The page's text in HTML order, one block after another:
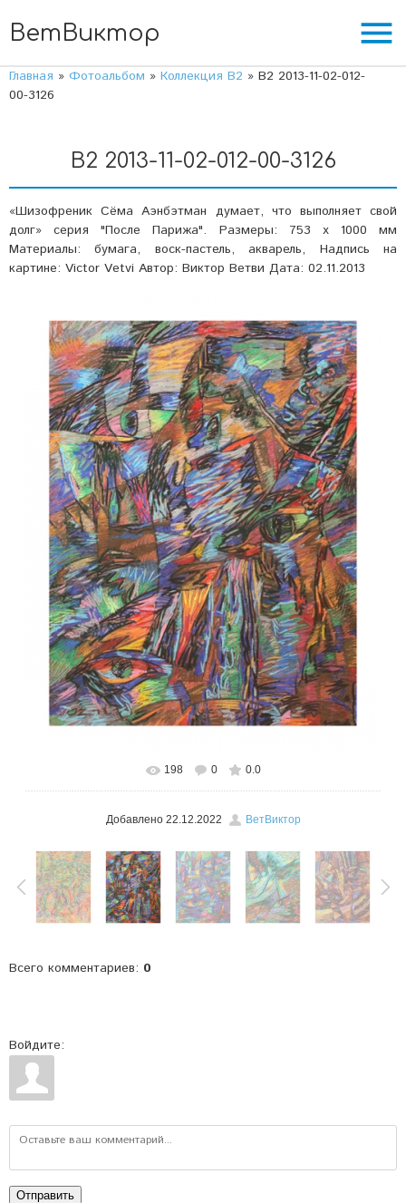
ВетВиктор menu
Главная » Фотоальбом » Коллекция В2 » В2 2013-11-02-012-
00-3126
В2 2013-11-02-012-00-3126
«Шизофреник Сёма Аэнбэтман думает, что выполняет свой
долг» серия "После Парижа". Размеры: 753 х 1000 мм
Материалы: бумага, воск-пастель, акварель, Надпись на
картине: Victor Vetvi Автор: Виктор Ветви Дата: 02.11.2013
В реальном размере 470x600
198 0 0.0
Добавлено22.12.2022 ВетВиктор
Всего комментариев: 0
Войдите:
Отправить